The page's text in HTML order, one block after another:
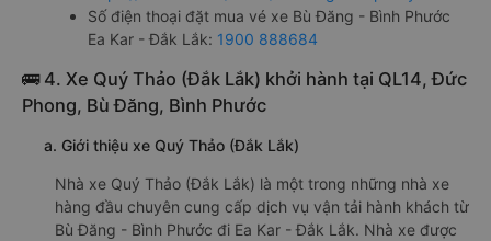
Số điện thoại đặt mua vé xe Bù Đăng - Bình Phước
Ea Kar - Đắk Lắk: 1900 888684
🚌 4. Xe Quý Thảo (Đắk Lắk) khởi hành tại QL14, Đức
Phong, Bù Đăng, Bình Phước
a. Giới thiệu xe Quý Thảo (Đắk Lắk)
Nhà xe Quý Thảo (Đắk Lắk) là một trong những nhà xe
hàng đầu chuyên cung cấp dịch vụ vận tải hành khách từ
Bù Đăng - Bình Phước đi Ea Kar - Đắk Lắk. Nhà xe được